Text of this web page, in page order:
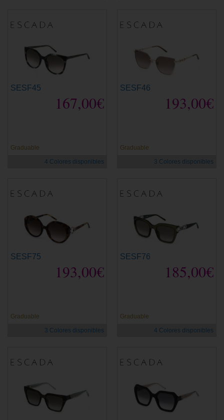
SESF45
167,00€
Graduable
4 Colores disponibles
SESF46
193,00€
Graduable
3 Colores disponibles
SESF75
193,00€
Graduable
3 Colores disponibles
SESF76
185,00€
Graduable
4 Colores disponibles